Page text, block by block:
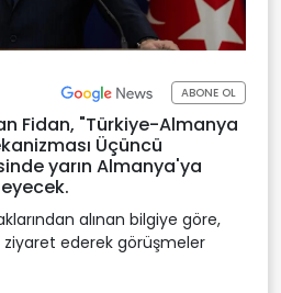
ABONE OL
Fidan, "Türkiye-Almanya
Üçüncü
yarın Almanya'ya
alınan bilgiye göre,
ziyaret ederek görüşmeler